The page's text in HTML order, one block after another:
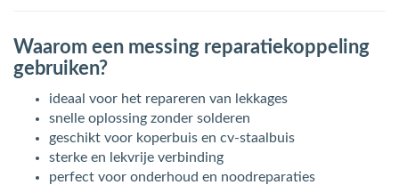
Waarom een messing reparatiekoppeling
gebruiken?
ideaal voor het repareren van lekkages
snelle oplossing zonder solderen
geschikt voor koperbuis en cv-staalbuis
sterke en lekvrije verbinding
perfect voor onderhoud en noodreparaties